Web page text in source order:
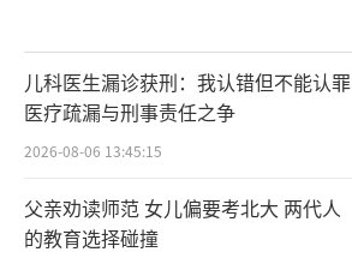
儿科医生漏诊获刑：我认错但不能认罪
医疗疏漏与刑事责任之争
2026-08-06 13:45:15
父亲劝读师范 女儿偏要考北大 两代人
的教育选择碰撞